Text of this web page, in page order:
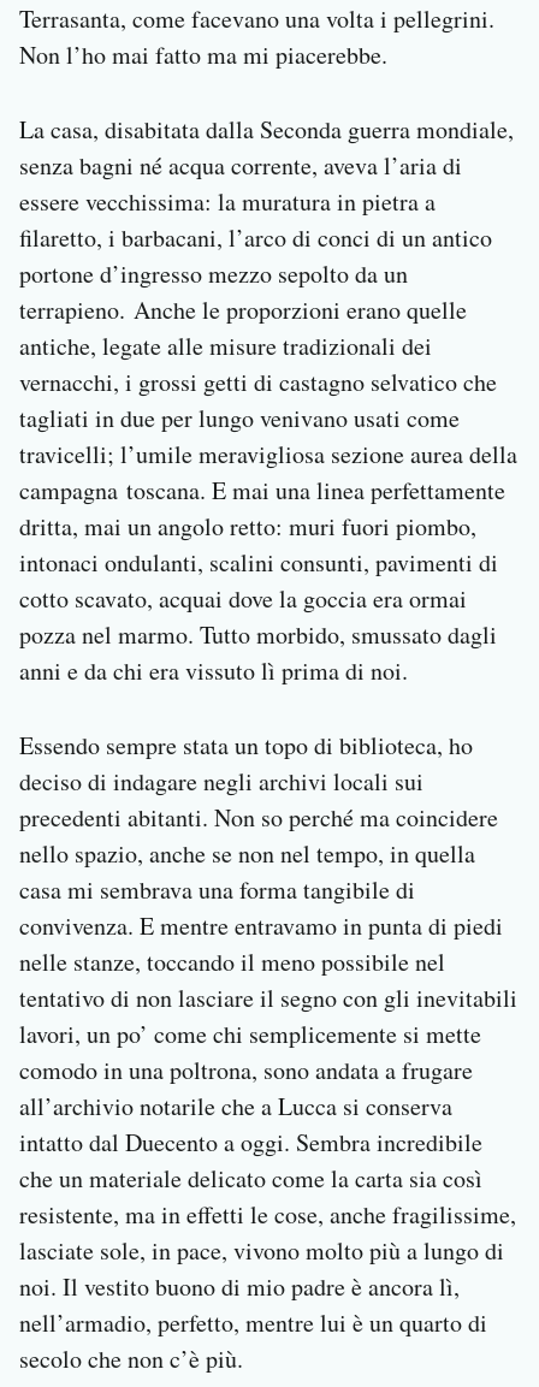
Terrasanta, come facevano una volta i pellegrini.
Non l’ho mai fatto ma mi piacerebbe.
La casa, disabitata dalla Seconda guerra mondiale,
senza bagni né acqua corrente, aveva l’aria di
essere vecchissima: la muratura in pietra a
filaretto, i barbacani, l’arco di conci di un antico
portone d’ingresso mezzo sepolto da un
terrapieno. Anche le proporzioni erano quelle
antiche, legate alle misure tradizionali dei
vernacchi, i grossi getti di castagno selvatico che
tagliati in due per lungo venivano usati come
travicelli; l’umile meravigliosa sezione aurea della
campagna toscana. E mai una linea perfettamente
dritta, mai un angolo retto: muri fuori piombo,
intonaci ondulanti, scalini consunti, pavimenti di
cotto scavato, acquai dove la goccia era ormai
pozza nel marmo. Tutto morbido, smussato dagli
anni e da chi era vissuto lì prima di noi.
Essendo sempre stata un topo di biblioteca, ho
deciso di indagare negli archivi locali sui
precedenti abitanti. Non so perché ma coincidere
nello spazio, anche se non nel tempo, in quella
casa mi sembrava una forma tangibile di
convivenza. E mentre entravamo in punta di piedi
nelle stanze, toccando il meno possibile nel
tentativo di non lasciare il segno con gli inevitabili
lavori, un po’ come chi semplicemente si mette
comodo in una poltrona, sono andata a frugare
all’archivio notarile che a Lucca si conserva
intatto dal Duecento a oggi. Sembra incredibile
che un materiale delicato come la carta sia così
resistente, ma in effetti le cose, anche fragilissime,
lasciate sole, in pace, vivono molto più a lungo di
noi. Il vestito buono di mio padre è ancora lì,
nell’armadio, perfetto, mentre lui è un quarto di
secolo che non c’è più.